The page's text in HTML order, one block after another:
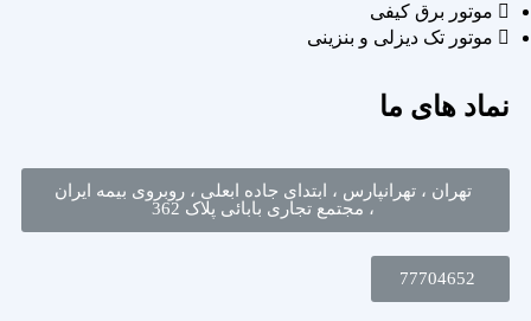
موتور برق کیفی
موتور تک دیزلی و بنزینی
نماد های ما
تهران ، تهرانپارس ، ابتدای جاده ابعلی ، روبروی بیمه ایران
، مجتمع تجاری بابائی پلاک 362
77704652